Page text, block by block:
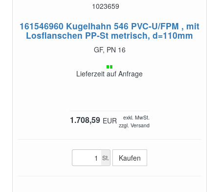
1023659
161546960 Kugelhahn 546 PVC-U/FPM , mit
Losflanschen PP-St metrisch, d=110mm
GF, PN 16
Lieferzeit auf Anfrage
1.708,59 EUR
exkl. MwSt.
zzgl. Versand
St.